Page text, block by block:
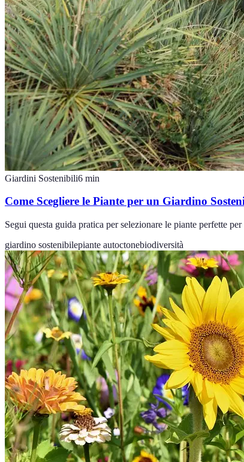
Giardini Sostenibili6 min
Come Scegliere le Piante per un Giardino
Segui questa guida pratica per selezionare le piante perfette
giardino sostenibilepiante autoctonebiodiversità